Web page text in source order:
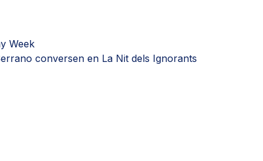
Week
conversen en La Nit dels Ignorants